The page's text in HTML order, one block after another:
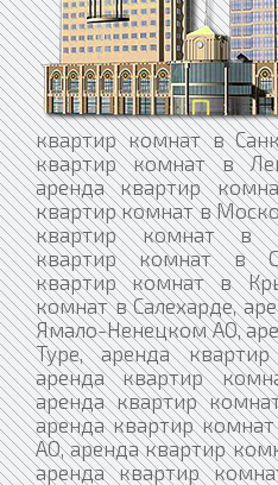
квартир комнат в
квартир комнат в
аренда квартир
квартир комнат в
квартир комнат в
квартир комнат в
квартир комнат в
комнат в Салехарде,
Ямало-Ненецком АО,
Туре, аренда
аренда квартир
аренда квартир
аренда квартир
АО, аренда квартир
аренда квартир